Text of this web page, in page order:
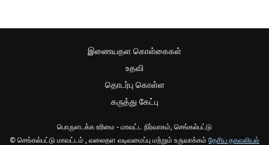
இணையதள கொள்கைகள்
உதவி
தொடர்பு கொள்ள
கருத்து கேட்பு
பொருளடக்க உரிமை - மாவட்ட நிர்வாகம், செங்கல்பட்டு
© செங்கல்பட்டு மாவட்டம் , வலைதள வடிவமைப்பு மற்றும் உருவாக்கம் தேசிய தகவலியல்